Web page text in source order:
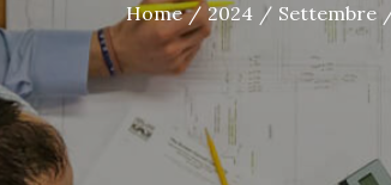
Home 2024 Settembre